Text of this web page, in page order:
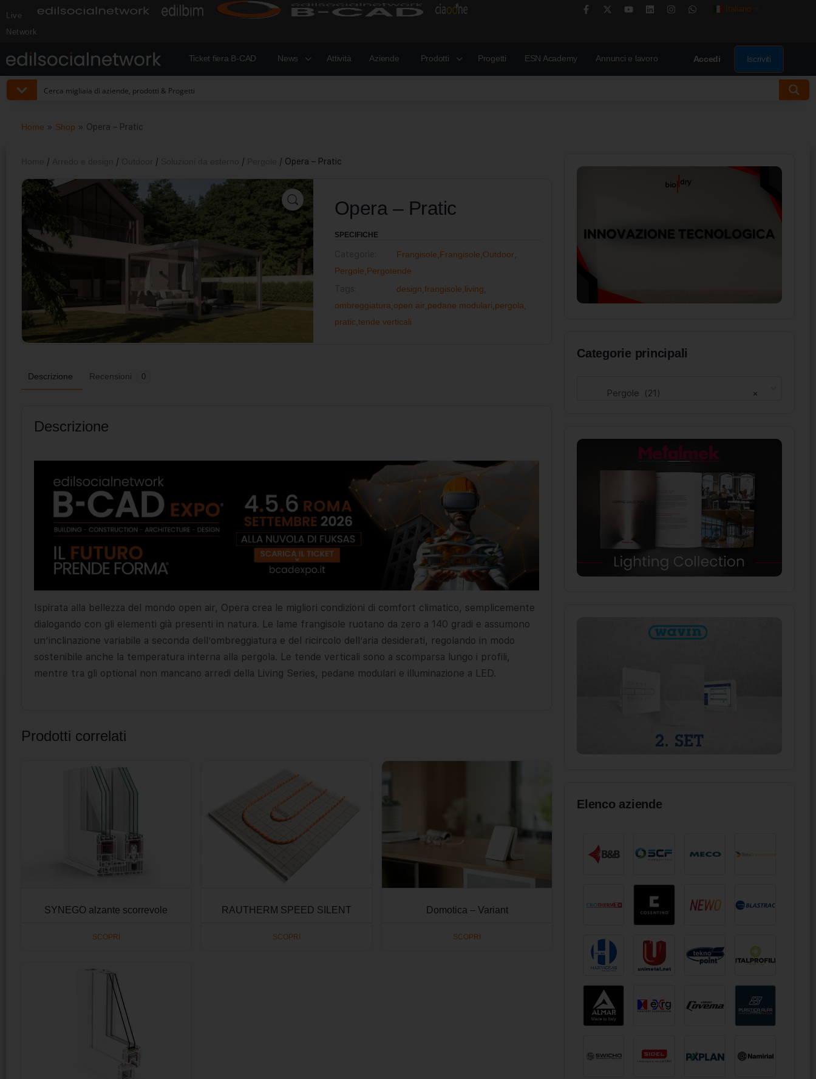
Live
Network
Italiano
Ticket fiera B-CAD News Attività Aziende Prodotti Progetti ESN Academy Annunci e lavoro Accedi Iscriviti
Home » Shop » Opera – Pratic
/ / / / / Opera – Pratic
Opera – Pratic
SPECIFICHE
Frangisole Frangisole Outdoor
Pergole Pergotende
design frangisole living
ombreggiatura open air pedane modulari pergola
pratic tende verticali
Descrizione Recensioni 0
Descrizione
Ispirata alla bellezza del mondo open air, Opera crea le migliori condizioni di comfort climatico, semplicemente
dialogando con gli elementi già presenti in natura. Le lame frangisole ruotano da zero a 140 gradi e assumono
un’inclinazione variabile a seconda dell’ombreggiatura e del ricircolo dell’aria desiderati, regolando in modo
sostenibile anche la temperatura interna alla pergola. Le tende verticali sono a scomparsa lungo i profili,
mentre tra gli optional non mancano arredi della Living Series, pedane modulari e illuminazione a LED.
Prodotti correlati
SYNEGO alzante scorrevole
SCOPRI
RAUTHERM SPEED SILENT
SCOPRI
Domotica – Variant
SCOPRI
Categorie principali
×
Pergole (21)
Elenco aziende